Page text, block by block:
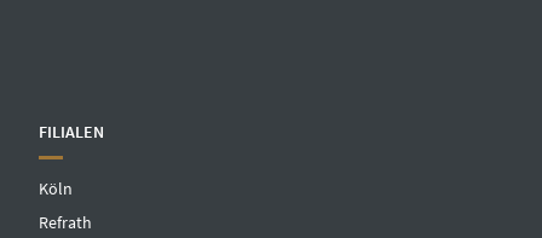
FILIALEN
Köln
Refrath